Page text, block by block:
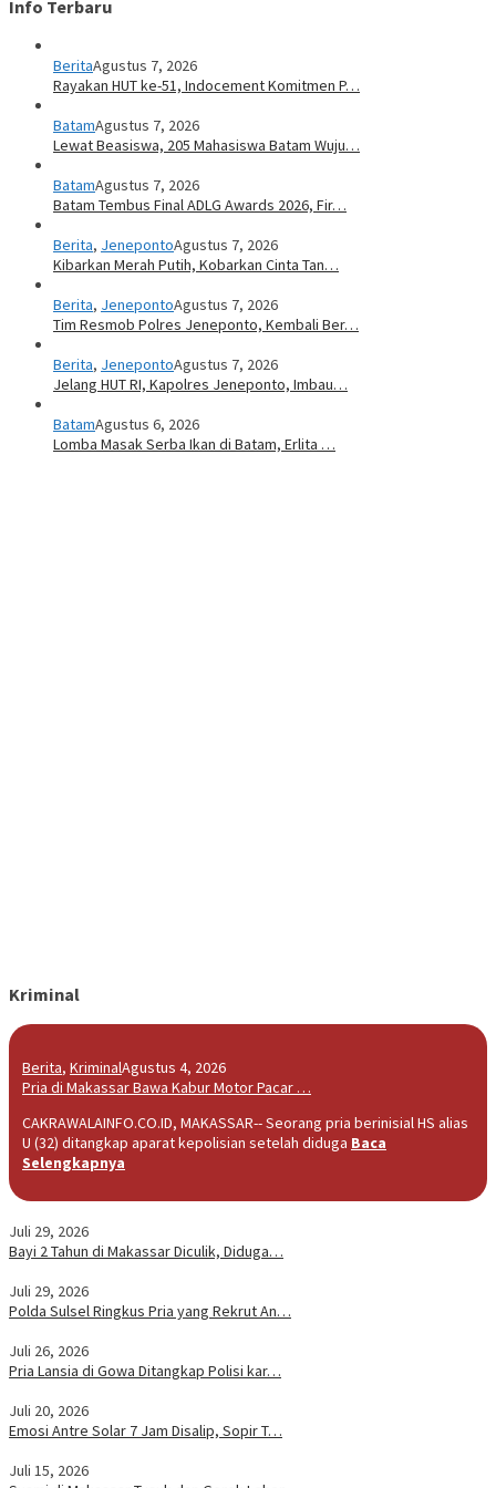
Info Terbaru
BeritaAgustus 7, 2026
Rayakan HUT ke-51, Indocement Komitmen P…
BatamAgustus 7, 2026
Lewat Beasiswa, 205 Mahasiswa Batam Wuju…
BatamAgustus 7, 2026
Batam Tembus Final ADLG Awards 2026, Fir…
Berita, JenepontoAgustus 7, 2026
Kibarkan Merah Putih, Kobarkan Cinta Tan…
Berita, JenepontoAgustus 7, 2026
Tim Resmob Polres Jeneponto, Kembali Ber…
Berita, JenepontoAgustus 7, 2026
Jelang HUT RI, Kapolres Jeneponto, Imbau…
BatamAgustus 6, 2026
Lomba Masak Serba Ikan di Batam, Erlita …
Kriminal
Berita, KriminalAgustus 4, 2026
Pria di Makassar Bawa Kabur Motor Pacar …
CAKRAWALAINFO.CO.ID, MAKASSAR-- Seorang pria berinisial HS alias
U (32) ditangkap aparat kepolisian setelah diduga Baca
Selengkapnya
Juli 29, 2026
Bayi 2 Tahun di Makassar Diculik, Diduga…
Juli 29, 2026
Polda Sulsel Ringkus Pria yang Rekrut An…
Juli 26, 2026
Pria Lansia di Gowa Ditangkap Polisi kar…
Juli 20, 2026
Emosi Antre Solar 7 Jam Disalip, Sopir T…
Juli 15, 2026